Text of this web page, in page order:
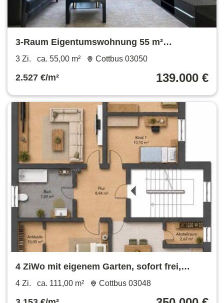
3-Raum Eigentumswohnung 55 m²
Spremberger Vorstadt
3 Zi. ca. 55,00 m² Cottbus 03050
2.527 €/m² 139.000 €
4 ZiWo mit eigenem Garten, sofort frei,
Provisionsfrei
4 Zi. ca. 111,00 m² Cottbus 03048